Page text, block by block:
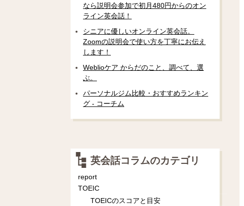
なら説明会参加で初月480円からのオン
ライン英会話！
シニアに優しいオンライン英会話。
Zoomの説明会で使い方を丁寧にお伝え
します！
Weblioケア からだのこと、調べて、選
ぶ。
パーソナルジム比較・おすすめランキン
グ - コーチム
英会話コラムのカテゴリ
report
TOEIC
TOEICのスコアと目安